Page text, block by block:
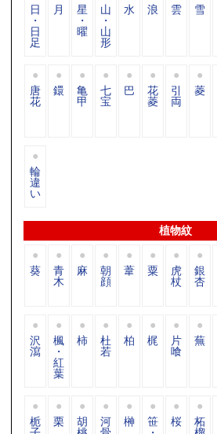
日
・
日
足
月 星
・
曜
山
・
山
形
水 浪 雲 雪
唐
花
鐶 亀
甲
七
宝
巴 花
菱
引
両
菱
輪
違
い
植物紋
葵 青
木
麻 朝
顔
葦 粟 虎
杖
銀
杏
沢
瀉
楓
・
紅
葉
柿 杜
若
柏 梶 片
喰
蕪
栀 栗 胡 河 榊 笹 桜 柘